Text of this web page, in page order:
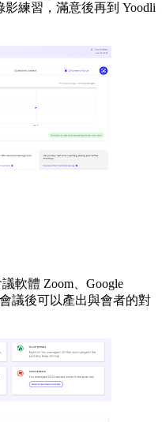
練習，滿意後再到 Yoodli
軟體 Zoom、Google
議後可以產出與會者的對